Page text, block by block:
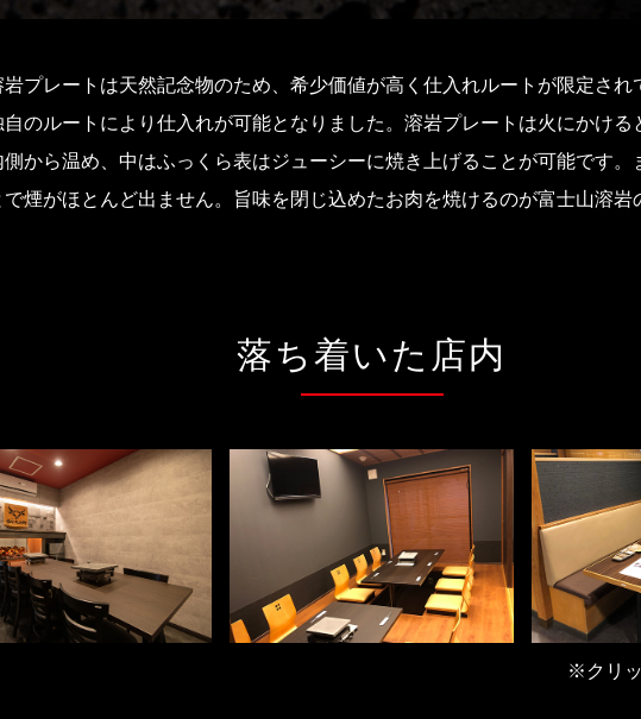
岩プレートは天然記念物のため、希少価値が高く仕入れルートが限定され
のルートにより仕入れが可能となりました。溶岩プレートは火にかける
から温め、中はふっくら表はジューシーに焼き上げることが可能です。
煙がほとんど出ません。旨味を閉じ込めたお肉を焼けるのが富士山溶岩
落ち着いた店内
※クリ